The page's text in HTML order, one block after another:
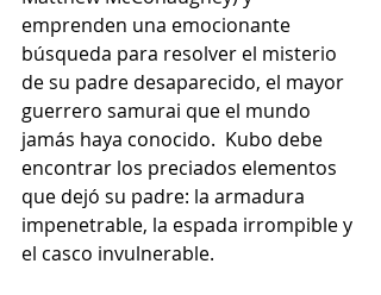
emprenden una emocionante
búsqueda para resolver el misterio
de su padre desaparecido, el mayor
guerrero samurai que el mundo
jamás haya conocido.  Kubo debe
encontrar los preciados elementos
que dejó su padre: la armadura
impenetrable, la espada irrompible y
el casco invulnerable.